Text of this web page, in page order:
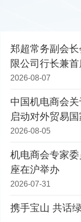
郑超常务副会
限公司行长兼
2026-08-07
中国机电商会
启动对外贸易
2026-08-05
机电商会专家
座在沪举办
2026-07-31
携手宝山 共话